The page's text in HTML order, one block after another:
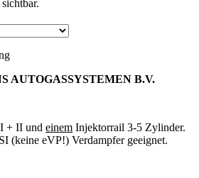
sichtbar.
AUTOGASSYSTEMEN B.V.
+ II und einem Injektorrail 3-5 Zylinder.
(keine eVP!) Verdampfer geeignet.